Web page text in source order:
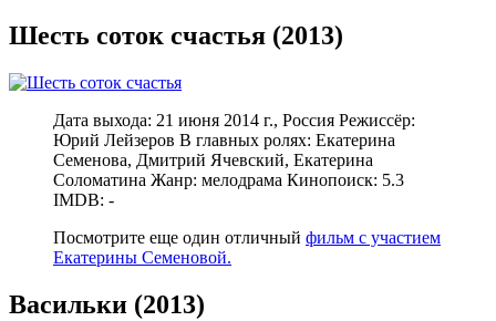
Шесть соток счастья (2013)
Дата выхода: 21 июня 2014 г., Россия Режиссёр:
Юрий Лейзеров В главных ролях: Екатерина
Семенова, Дмитрий Ячевский, Екатерина
Соломатина Жанр: мелодрама Кинопоиск: 5.3
IMDB: -
Посмотрите еще один отличный фильм с участием
Екатерины Семеновой.
Васильки (2013)